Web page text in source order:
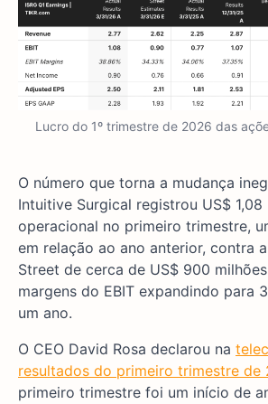
Lucro do 1º trimestre de 2026 das
O número que torna a mudança
Intuitive Surgical registrou US$
operacional no primeiro trimestre,
em relação ao ano anterior, contra
Street de cerca de US$ 900
margens do EBIT expandindo para
um ano.
O CEO David Rosa declarou na
resultados do primeiro trimestre de
primeiro trimestre foi um início de